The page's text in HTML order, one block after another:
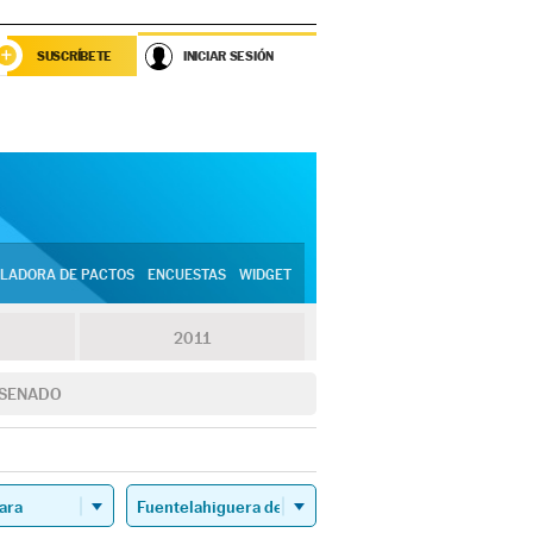
SUSCRÍBETE INICIAR SESIÓN
DE PACTOS ENCUESTAS WIDGET
2011